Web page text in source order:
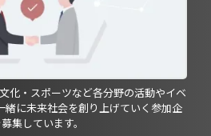
化・スポーツなど各分野の活動やイベ
緒に未来社会を創り上げていく参加企
集しています。